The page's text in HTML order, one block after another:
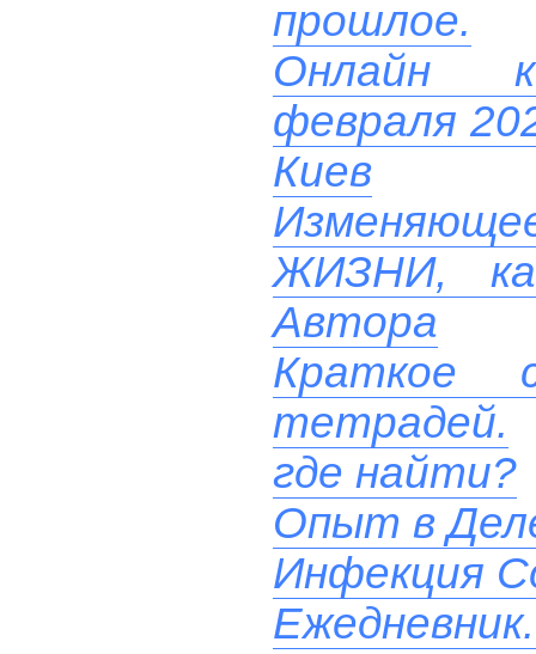
прошлое.
Онлайн
февраля
Киев
ЖИЗНИ,
Автора
Краткое
тетрадей.
где найти?
Опыт в
Инфекция